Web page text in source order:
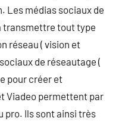
Les médias sociaux de
transmettre tout type
réseau ( vision et
de réseautage (
pour créer et
Viadeo permettent par
pro. Ils sont ainsi très